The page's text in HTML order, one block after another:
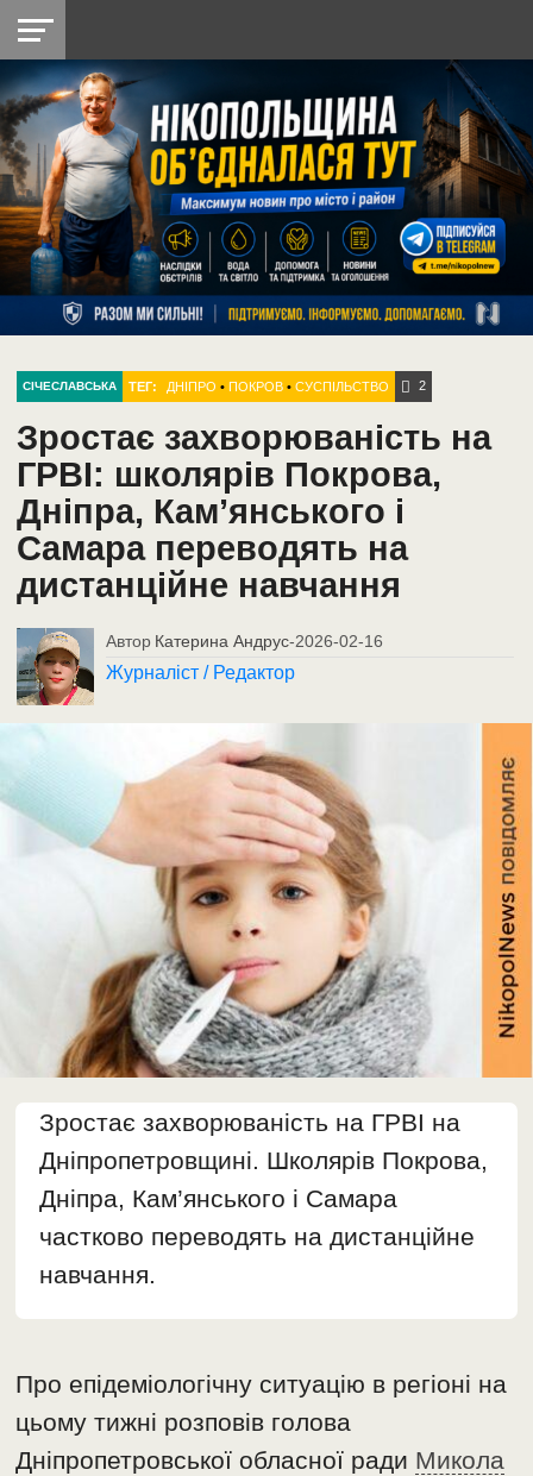
НІКОПОЛЬ
РАЙОН
СІЧЕСЛАВСЬКА
УКРАЇНА
РЕТРО
НІКОПОЛЬ
ЛАЙТ
УКРАЇНА
ДОПОМОГА
РАДІО
СІЧЕСЛАВСЬКА ТЕГ: ДНІПРО •ПОКРОВ •СУСПІЛЬСТВО 2
Зростає захворюваність на
ГРВІ: школярів Покрова,
Дніпра, Кам’янського і
Самара переводять на
дистанційне навчання
Автор Катерина Андрус-2026-02-16
Журналіст / Редактор
Зростає захворюваність на ГРВІ на
Дніпропетровщині. Школярів Покрова,
Дніпра, Кам’янського і Самара
частково переводять на дистанційне
навчання.
Про епідеміологічну ситуацію в регіоні на
цьому тижні розповів голова
Дніпропетровської обласної ради Микола